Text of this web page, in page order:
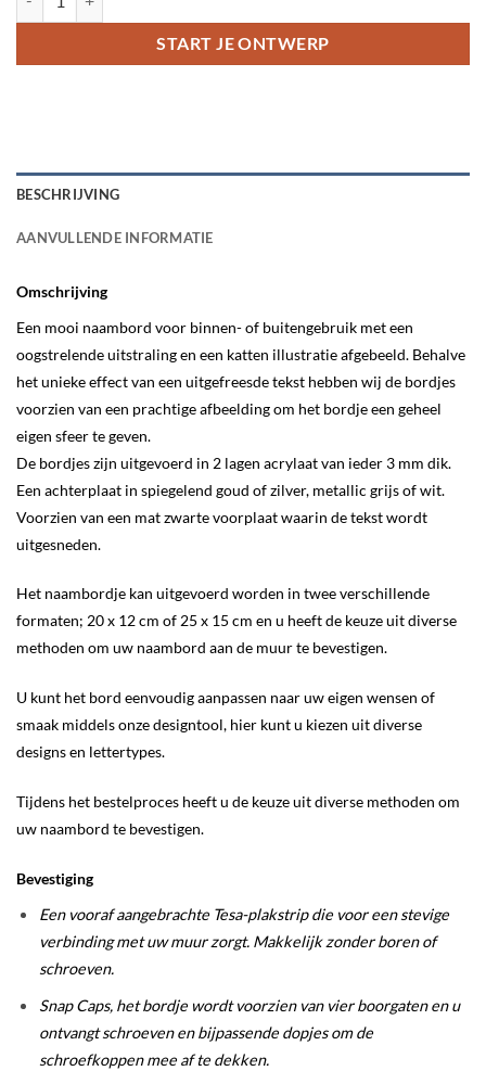
START JE ONTWERP
BESCHRIJVING
AANVULLENDE INFORMATIE
Omschrijving
Een mooi naambord voor binnen- of buitengebruik met een
oogstrelende uitstraling en een katten illustratie afgebeeld. Behalve
het unieke effect van een uitgefreesde tekst hebben wij de bordjes
voorzien van een prachtige afbeelding om het bordje een geheel
eigen sfeer te geven.
De bordjes zijn uitgevoerd in 2 lagen acrylaat van ieder 3 mm dik.
Een achterplaat in spiegelend goud of zilver, metallic grijs of wit.
Voorzien van een mat zwarte voorplaat waarin de tekst wordt
uitgesneden.
Het naambordje kan uitgevoerd worden in twee verschillende
formaten; 20 x 12 cm of 25 x 15 cm en u heeft de keuze uit diverse
methoden om uw naambord aan de muur te bevestigen.
U kunt het bord eenvoudig aanpassen naar uw eigen wensen of
smaak middels onze designtool, hier kunt u kiezen uit diverse
designs en lettertypes.
Tijdens het bestelproces heeft u de keuze uit diverse methoden om
uw naambord te bevestigen.
Bevestiging
Een vooraf aangebrachte Tesa-plakstrip die voor een stevige
verbinding met uw muur zorgt. Makkelijk zonder boren of
schroeven.
Snap Caps, het bordje wordt voorzien van vier boorgaten en u
ontvangt schroeven en bijpassende dopjes om de
schroefkoppen mee af te dekken.